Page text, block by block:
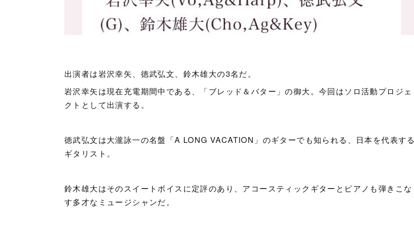
出演者は岩沢幸矢、徳武弘文、鈴木雄大の3名だ。
岩沢幸矢は現在充電期間中である、「ブレッド＆バター」の御大。今回はソロ活動プロジェ
クトとして出演する。
徳武弘文は大瀧詠一の名盤「A LONG VACATION」のギターでも知られる、日本を代表する
ギタリスト。
鈴木雄大はそのスイートボイスに定評のあり、アコースティックギターとピアノも弾きこな
す多才なミュージシャンだ。